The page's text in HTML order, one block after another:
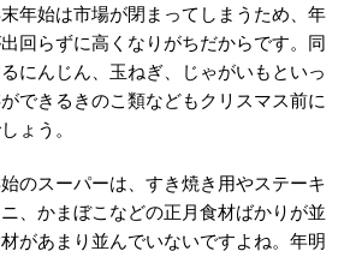
年始は市場が閉まってしまうため、年
回らずに高くなりがちだからです。同
にんじん、玉ねぎ、じゃがいもといっ
できるきのこ類などもクリスマス前に
ょう。
のスーパーは、すき焼き用やステーキ
、かまぼこなどの正月食材ばかりが並
があまり並んでいないですよね。年明